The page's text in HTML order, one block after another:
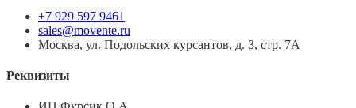
+7 929 597 9461
sales@movente.ru
Москва, ул. Подольских курсантов, д. 3, стр. 7А
Реквизиты